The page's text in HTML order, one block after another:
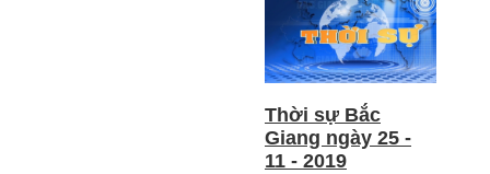
Thời sự Bắc
Giang ngày 25 -
11 - 2019